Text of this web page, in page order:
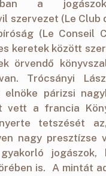
a
szervezet (Le Club
(Le Conseil
keretek között
örvendő
Trócsányi
elnöke párizsi
vett a francia
tetszését
nagy presztízse
jogászok,
is. A mintát